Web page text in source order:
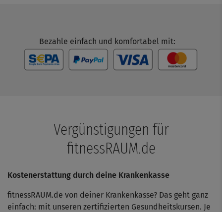
Bezahle einfach und komfortabel mit:
Vergünstigungen für
fitnessRAUM.de
Kostenerstattung durch deine Krankenkasse
fitnessRAUM.de von deiner Krankenkasse? Das geht ganz
einfach: mit unseren zertifizierten Gesundheitskursen. Je